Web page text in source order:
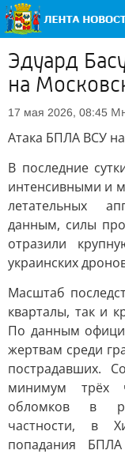
Эдуард
на
17 мая 2026, 08:45
Атака БПЛА ВСУ
В последние
интенсивными и
летательных
данным, силы
отразили
украинских
Масштаб
кварталы, так и
По данным
жертвам среди
пострадавших.
минимум трёх
обломков в
частности, в
попадания